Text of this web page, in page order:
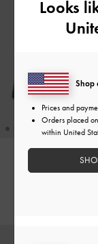
Dép quai ngang đế
Looks
Shop
Prices and
Orders placed on
within United